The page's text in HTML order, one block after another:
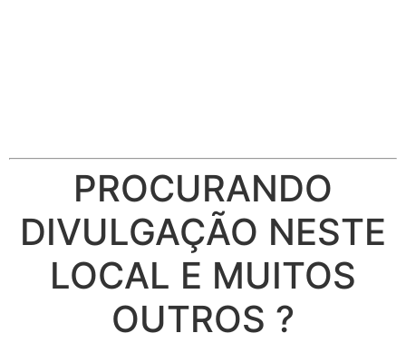
PROCURANDO
DIVULGAÇÃO NESTE
LOCAL E MUITOS
OUTROS ?